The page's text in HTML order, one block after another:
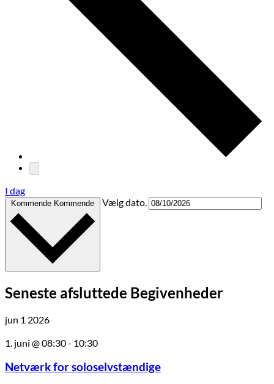
I dag
Kommende Kommende Vælg dato.
Seneste afsluttede Begivenheder
jun 1 2026
1. juni @ 08:30- 10:30
Netværk for soloselvstændige